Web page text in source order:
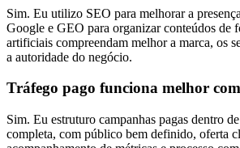
Sim. Eu utilizo SEO para melhorar a
Google e GEO para organizar conteúdos de
artificiais compreendam melhor a marca, os
a autoridade do negócio.
Tráfego pago funciona melhor
Sim. Eu estruturo campanhas pagas dentro
completa, com público bem definido, oferta